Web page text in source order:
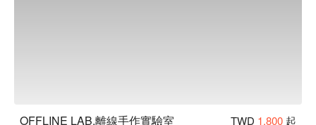
OFFLINE LAB.離線手作實驗室 TWD 1,800 起